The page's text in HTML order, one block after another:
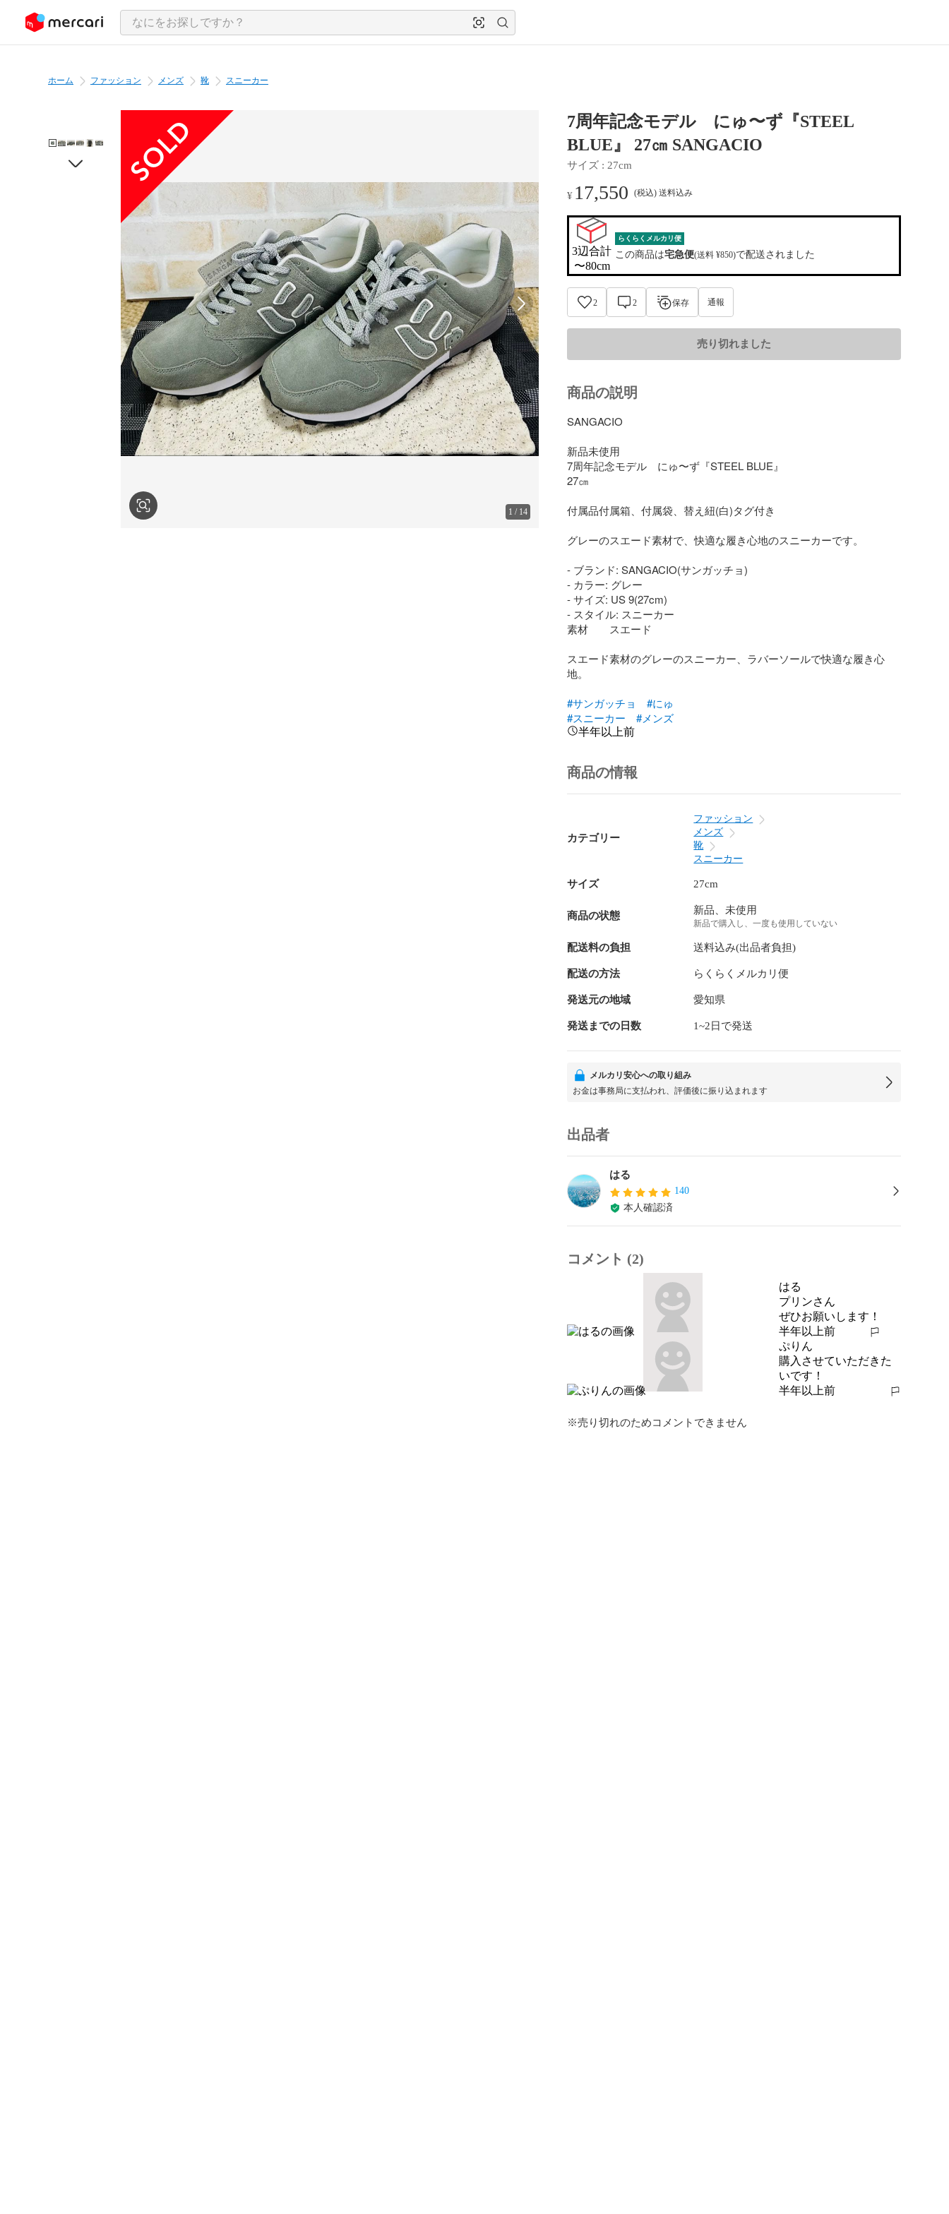
ツにスキップ
ホーム ファッション メンズ 靴 スニーカー
1 / 14
7周年記念モデル にゅ〜ず『STEEL
BLUE』 27㎝ SANGACIO
サイズ : 27cm
¥ 17,550 (税込) 送料込み
3辺合計
〜80cm
らくらくメルカリ便
この商品は宅急便(送料 ¥850)で配送されました
2 2 保存 通報
売り切れました
商品の説明
SANGACIO
新品未使用
7周年記念モデル　にゅ〜ず『STEEL BLUE』
27㎝
付属品付属箱、付属袋、替え紐(白)タグ付き
グレーのスエード素材で、快適な履き心地のスニーカーです。
- ブランド: SANGACIO(サンガッチョ)
- カラー: グレー
- サイズ: US 9(27cm)
- スタイル: スニーカー
素材　　スエード
スエード素材のグレーのスニーカー、ラバーソールで快適な履き心
地。
#サンガッチョ
#にゅ
#スニーカー
#メンズ
半年以上前
商品の情報
カテゴリー
ファッション
メンズ
靴
スニーカー
サイズ 27cm
商品の状態 新品、未使用
新品で購入し、一度も使用していない
配送料の負担 送料込み(出品者負担)
配送の方法 らくらくメルカリ便
発送元の地域 愛知県
発送までの日数 1~2日で発送
メルカリ安心への取り組み
お金は事務局に支払われ、評価後に振り込まれます
出品者
はる
140
本人確認済
コメント (2)
はる
プリンさん
ぜひお願いします！
半年以上前
報告する
ぷりん
購入させていただきた
いです！
半年以上前
報告する
※売り切れのためコメントできません